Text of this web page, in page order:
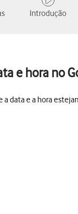
Introdução
e hora no
a data e a hora